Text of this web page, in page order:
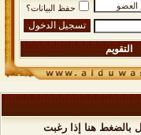
حفظ البيانات؟
التقويم
بالضغط هنا إذا رغبت